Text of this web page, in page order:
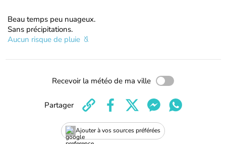
Beau temps peu nuageux.
Sans précipitations.
Aucun risque de pluie
Recevoir la météo de ma ville
Ajouter à vos sources préférées
Partager